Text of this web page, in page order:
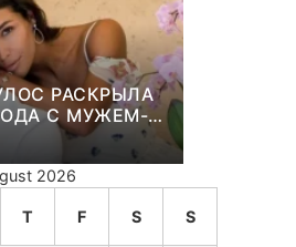
РАСКРЫЛА
С МУЖЕМ-
2026
T F S S